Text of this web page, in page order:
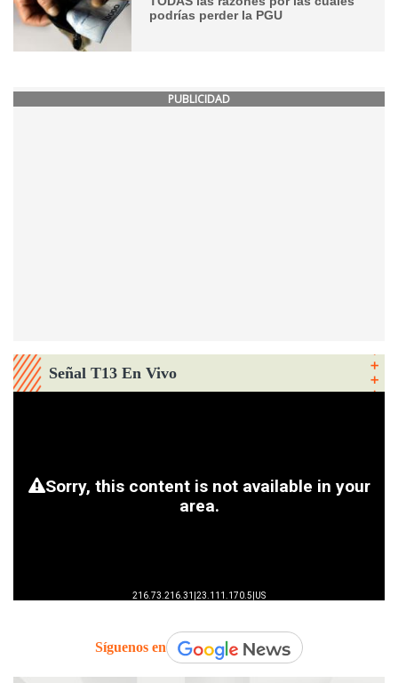
podrías perder la PGU
PUBLICIDAD
Señal T13 En Vivo
Síguenos en